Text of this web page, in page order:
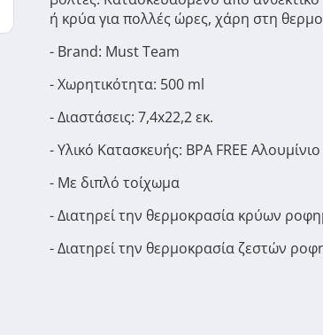
ή κρύα για πολλές ώρες, χάρη στη
- Brand: Must Team
- Χωρητικότητα: 500 ml
- Διαστάσεις: 7,4x22,2 εκ.
- Υλικό Κατασκευής: BPA FREE Αλουμίνιο
- Με διπλό τοίχωμα
- Διατηρεί την θερμοκρασία κρύων
- Διατηρεί την θερμοκρασία ζεστών